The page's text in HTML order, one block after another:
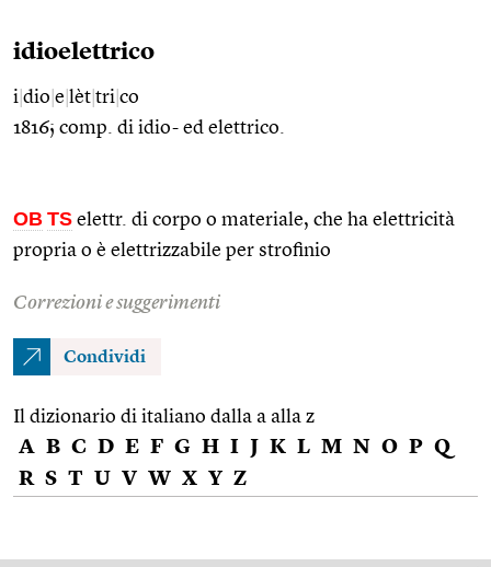
idioelettrico
i dio e lèt tri co
1816; comp. di idio- ed elettrico.
OB TS elettr. di corpo o materiale, che ha elettricità
propria o è elettrizzabile per strofinio
Correzioni e suggerimenti
Condividi
Il dizionario di italiano dalla a alla z
A B C D E F G H I J K L M N O P Q
R S T U V W X Y Z